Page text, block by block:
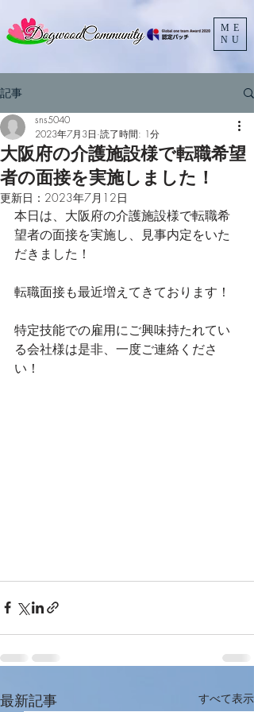
ME
NU
記事
大阪府の介護施設様で転職希望
者の面接を実施しました！
sns5040
2023年7月3日 読了時間: 1分
更新日： 2023年7月12日
本日は、大阪府の介護施設様で転職希
望者の面接を実施し、見事内定をいた
だきました！
転職面接も最近増えてきております！
特定技能での雇用にご興味持たれてい
る会社様は是非、一度ご連絡くださ
い！
最新記事 すべて表示